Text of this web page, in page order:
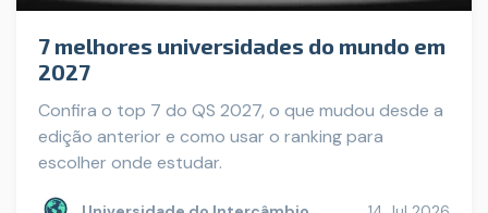
7 melhores universidades do mundo em
2027
Confira o top 7 do QS 2027, o que mudou desde a
edição anterior e como usar o ranking para
escolher onde estudar.